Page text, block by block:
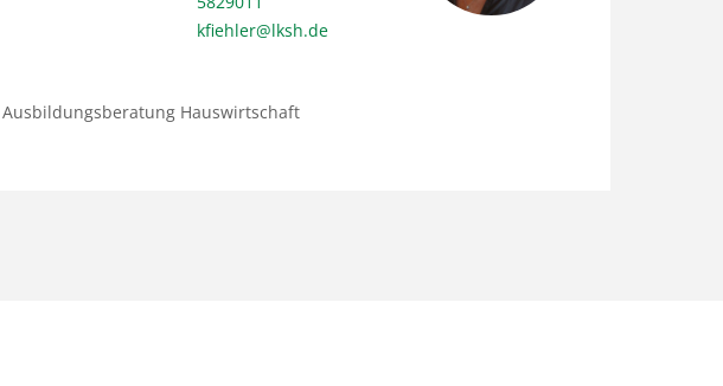
kfiehler@lksh.de
Ausbildungsberatung Hauswirtschaft